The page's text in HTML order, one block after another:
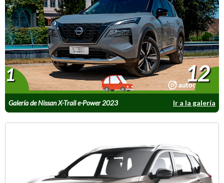
Galería de Nissan X-Trail e-Power 2023 Ir a la galería
1 12